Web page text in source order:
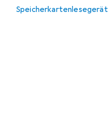
Speicherkartenlesegerät